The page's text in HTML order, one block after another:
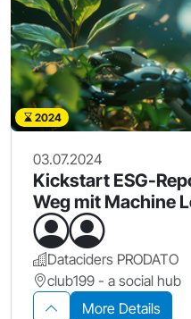
2024
03.07.2024
Kickstart ESG-
Weg mit Machine
Dataciders PRODATO
club199 - a social hub
More Details